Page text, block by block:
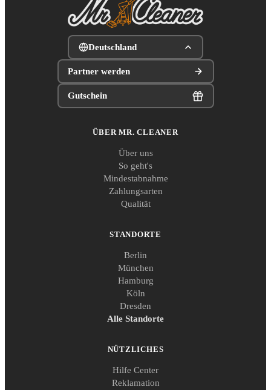
Deutschland
Partner werden
Gutschein
ÜBER MR. CLEANER
Über uns
So geht's
Mindestabnahme
Zahlungsarten
Qualität
STANDORTE
Berlin
München
Hamburg
Köln
Dresden
Alle Standorte
NÜTZLICHES
Hilfe Center
Reklamation